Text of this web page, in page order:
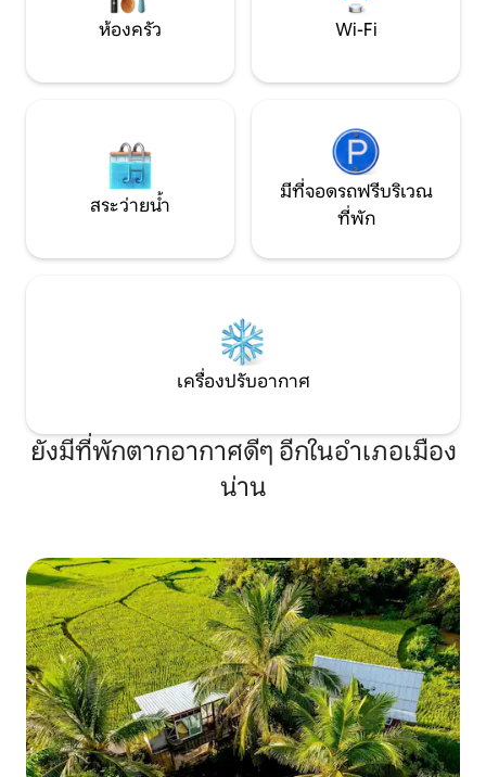
ราภ์ ID line : am_akhira 095–2120–41–8
ห้องครัว Wi-Fi
สระว่ายน้ำ
มีที่จอดรถฟรีบริเวณ
ที่พัก
เครื่องปรับอากาศ
ยังมีที่พักตากอากาศดีๆ อีกในอำเภอเมือง
น่าน